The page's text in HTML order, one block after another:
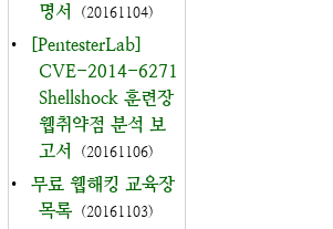
명서
(20161104)
•
[PentesterLab]
CVE-2014-6271
Shellshock 훈련장
웹취약점 분석 보
고서
(20161106)
•
무료 웹해킹 교육장
목록 (20161103)